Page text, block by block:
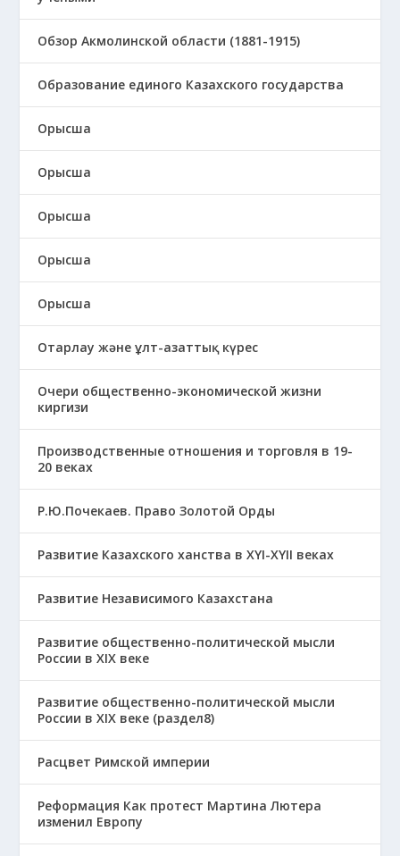
Обзор Акмолинской области (1881-1915)
Образование единого Казахского государства
Орысша
Орысша
Орысша
Орысша
Орысша
Отарлау және ұлт-азаттық күрес
Очери общественно-экономической жизни
киргизи
Производственные отношения и торговля в 19-
20 веках
Р.Ю.Почекаев. Право Золотой Орды
Развитие Казахского ханства в ХҮІ-ХҮІІ веках
Развитие Независимого Казахстана
Развитие общественно-политической мысли
России в XIX веке
Развитие общественно-политической мысли
России в XIX веке (раздел8)
Расцвет Римской империи
Реформация Как протест Мартина Лютера
изменил Европу